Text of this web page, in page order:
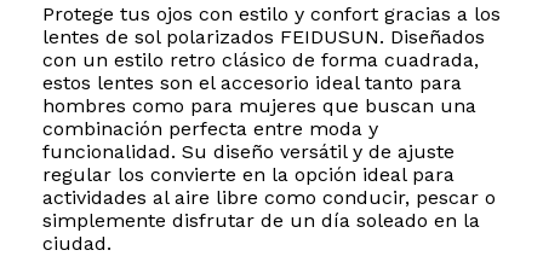
Protege tus ojos con estilo y confort gracias a los
lentes de sol polarizados FEIDUSUN. Diseñados
con un estilo retro clásico de forma cuadrada,
estos lentes son el accesorio ideal tanto para
hombres como para mujeres que buscan una
combinación perfecta entre moda y
funcionalidad. Su diseño versátil y de ajuste
regular los convierte en la opción ideal para
actividades al aire libre como conducir, pescar o
simplemente disfrutar de un día soleado en la
ciudad.